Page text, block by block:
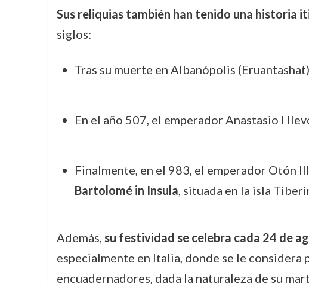
Sus reliquias también han tenido una historia
siglos:
Tras su muerte en Albanópolis
En el año 507, el emperador Anastasio I
Finalmente, en el 983, el emperador Otón
Bartolomé in Insula, situada en la isla
Además, su festividad se celebra cada 24 de
especialmente en Italia, donde se le
encuadernadores, dada la naturaleza de su